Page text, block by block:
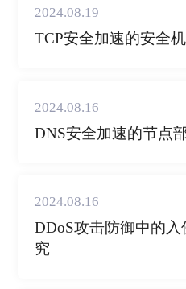
2024.08.19
TCP安全加速的安全
2024.08.16
DNS安全加速的节点
2024.08.16
DDoS攻击防御中的
究